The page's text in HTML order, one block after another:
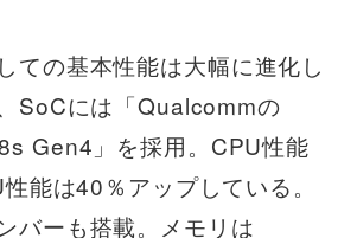
ての基本性能は大幅に進化し
SoCには「Qualcommの
Gen4」を採用。CPU性能
能は40％アップしている。
バーも搭載。メモリは